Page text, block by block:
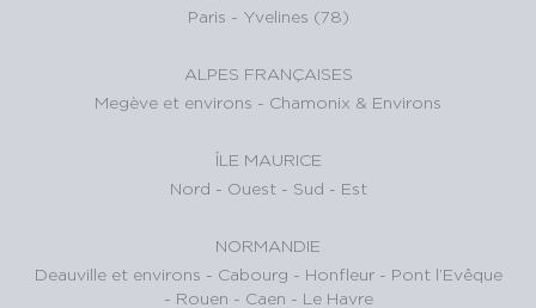
Paris - Yvelines (78)
ALPES FRANÇAISES
Megève et environs - Chamonix & Environs
ÎLE MAURICE
Nord - Ouest - Sud - Est
NORMANDIE
Deauville et environs - Cabourg - Honfleur - Pont l’Evêque
- Rouen - Caen - Le Havre